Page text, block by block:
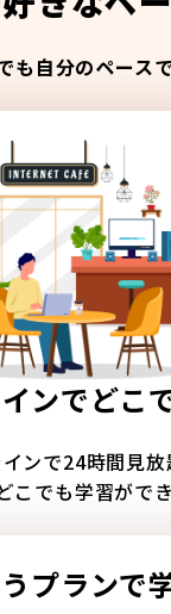
も自分のペース
ンでどこ
ンで24時間見
こでも学習がで
プランで